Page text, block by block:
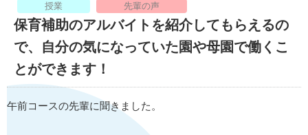
授業
先輩の声
保育補助のアルバイトを紹介してもらえるの
で、自分の気になっていた園や母園で働くこ
とができます！
午前コースの先輩に聞きました。